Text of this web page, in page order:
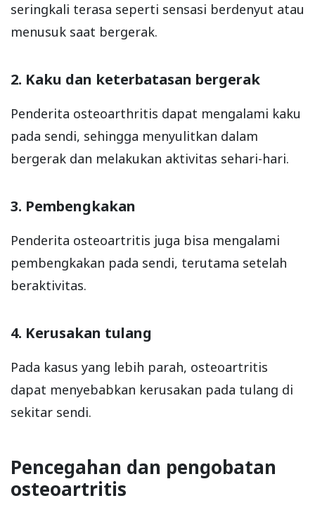
seringkali terasa seperti sensasi berdenyut atau
menusuk saat bergerak.
2. Kaku dan keterbatasan bergerak
Penderita osteoarthritis dapat mengalami kaku
pada sendi, sehingga menyulitkan dalam
bergerak dan melakukan aktivitas sehari-hari.
3. Pembengkakan
Penderita osteoartritis juga bisa mengalami
pembengkakan pada sendi, terutama setelah
beraktivitas.
4. Kerusakan tulang
Pada kasus yang lebih parah, osteoartritis
dapat menyebabkan kerusakan pada tulang di
sekitar sendi.
Pencegahan dan pengobatan
osteoartritis